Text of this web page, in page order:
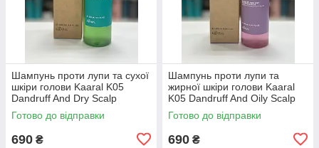
Шампунь проти лупи та сухої
шкіри голови Kaaral K05
Dandruff And Dry Scalp
Shampoo 250 мл
Готово до відправки
690 ₴
Шампунь проти лупи та
жирної шкіри голови Kaaral
K05 Dandruff And Oily Scalp
Shampoo 250 мл
Готово до відправки
690 ₴